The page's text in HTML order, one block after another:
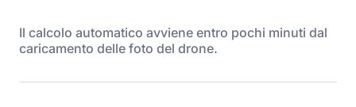
Il calcolo automatico avviene entro pochi minuti dal
caricamento delle foto del drone.